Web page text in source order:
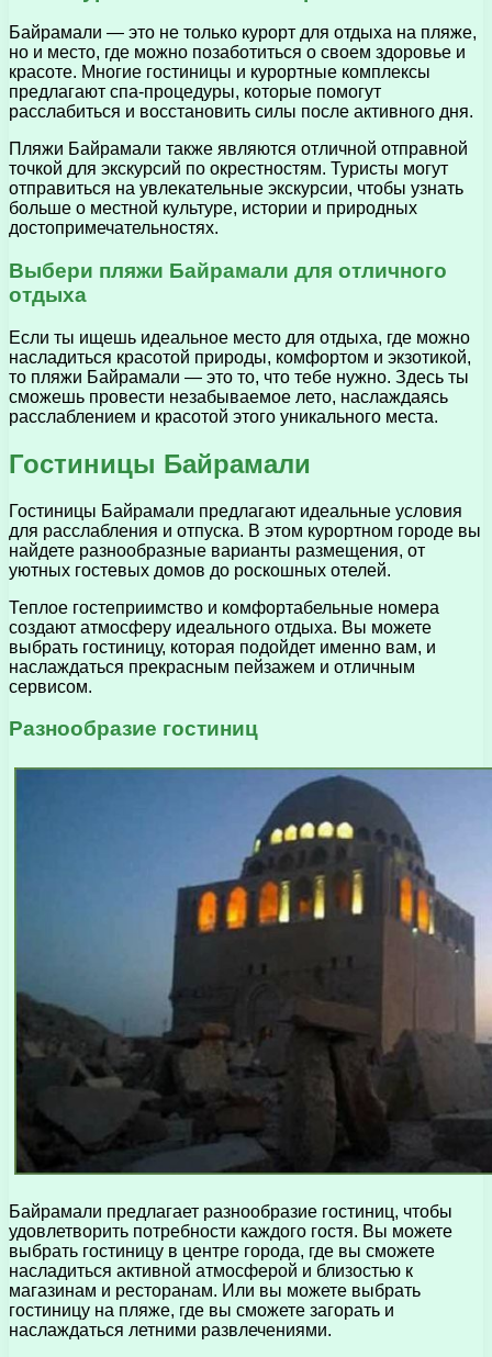
Байрамали — это не только курорт для отдыха на пляже,
но и место, где можно позаботиться о своем здоровье и
красоте. Многие гостиницы и курортные комплексы
предлагают спа-процедуры, которые помогут
расслабиться и восстановить силы после активного дня.
Пляжи Байрамали также являются отличной отправной
точкой для экскурсий по окрестностям. Туристы могут
отправиться на увлекательные экскурсии, чтобы узнать
больше о местной культуре, истории и природных
достопримечательностях.
Выбери пляжи Байрамали для отличного
отдыха
Если ты ищешь идеальное место для отдыха, где можно
насладиться красотой природы, комфортом и экзотикой,
то пляжи Байрамали — это то, что тебе нужно. Здесь ты
сможешь провести незабываемое лето, наслаждаясь
расслаблением и красотой этого уникального места.
Гостиницы Байрамали
Гостиницы Байрамали предлагают идеальные условия
для расслабления и отпуска. В этом курортном городе вы
найдете разнообразные варианты размещения, от
уютных гостевых домов до роскошных отелей.
Теплое гостеприимство и комфортабельные номера
создают атмосферу идеального отдыха. Вы можете
выбрать гостиницу, которая подойдет именно вам, и
наслаждаться прекрасным пейзажем и отличным
сервисом.
Разнообразие гостиниц
Байрамали предлагает разнообразие гостиниц, чтобы
удовлетворить потребности каждого гостя. Вы можете
выбрать гостиницу в центре города, где вы сможете
насладиться активной атмосферой и близостью к
магазинам и ресторанам. Или вы можете выбрать
гостиницу на пляже, где вы сможете загорать и
наслаждаться летними развлечениями.